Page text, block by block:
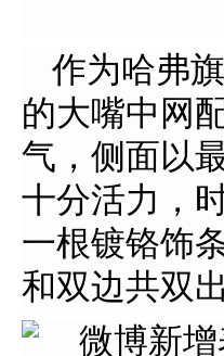
作为哈弗
的大嘴中网
气，侧面以
十分活力，
一根镀铬饰
和双边共双